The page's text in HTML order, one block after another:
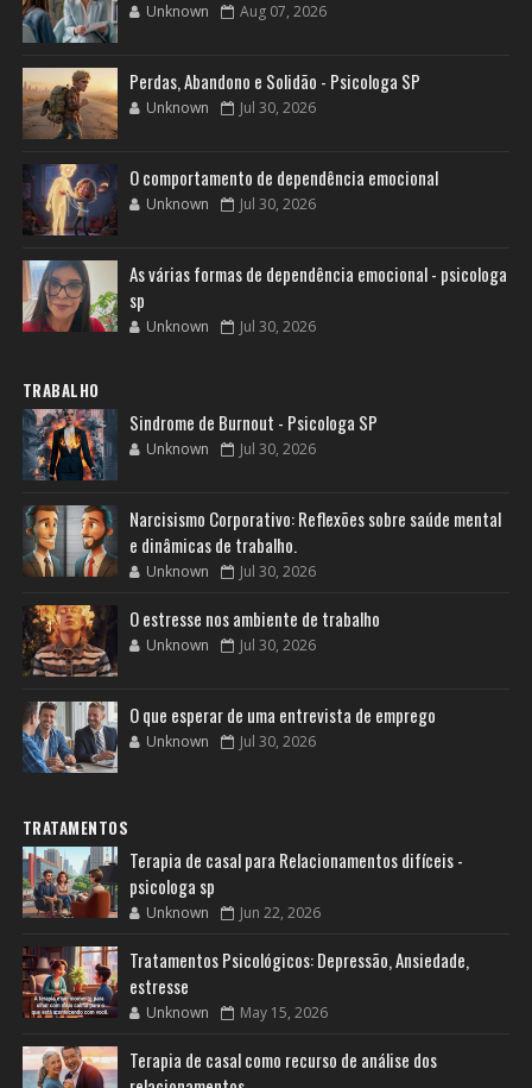
Unknown Aug 07, 2026
Perdas, Abandono e Solidão - Psicologa SP
Unknown Jul 30, 2026
O comportamento de dependência emocional
Unknown Jul 30, 2026
As várias formas de dependência emocional - psicologa
sp
Unknown Jul 30, 2026
TRABALHO
Sindrome de Burnout - Psicologa SP
Unknown Jul 30, 2026
Narcisismo Corporativo: Reflexões sobre saúde mental
e dinâmicas de trabalho.
Unknown Jul 30, 2026
O estresse nos ambiente de trabalho
Unknown Jul 30, 2026
O que esperar de uma entrevista de emprego
Unknown Jul 30, 2026
TRATAMENTOS
Terapia de casal para Relacionamentos difíceis -
psicologa sp
Unknown Jun 22, 2026
Tratamentos Psicológicos: Depressão, Ansiedade,
estresse
Unknown May 15, 2026
Terapia de casal como recurso de análise dos